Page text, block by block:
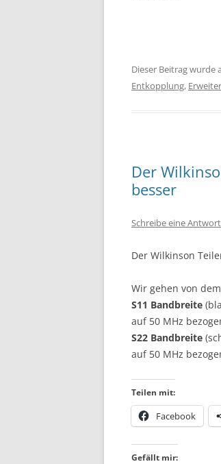
Dieser Beitrag wurde
Entkopplung,
Der
besser
Schreibe eine Antwort
Der Wilkinson
Wir gehen von
S11 Bandbreite
auf 50 MHz
S22 Bandbreite
auf 50 MHz
Teilen mit:
Facebook
Gefällt mir: